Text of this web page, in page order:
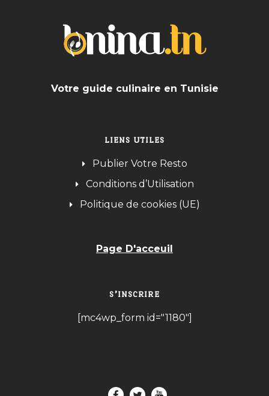
Votre guide culinaire en Tunisie
LIENS UTILES
Publier Votre Resto
Conditions d’Utilisation
Politique de cookies (UE)
Page D'acceuil
S’INSCRIRE
[mc4wp_form id="1180"]